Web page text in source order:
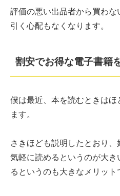
評価の悪い出品者から買わ
引く心配もなくなります。
割安でお得な電子書籍
僕は最近、本を読むときは
ます。
さきほども説明したとおり
気軽に読めるというのが大き
るというのも大きなメリット